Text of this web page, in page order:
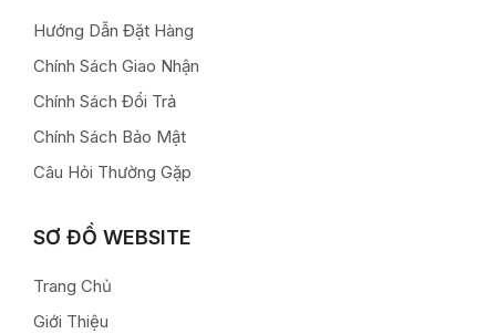
Hướng Dẫn Đặt Hàng
Chính Sách Giao Nhận
Chính Sách Đổi Trả
Chính Sách Bảo Mật
Câu Hỏi Thường Gặp
SƠ ĐỒ WEBSITE
Trang Chủ
Giới Thiệu